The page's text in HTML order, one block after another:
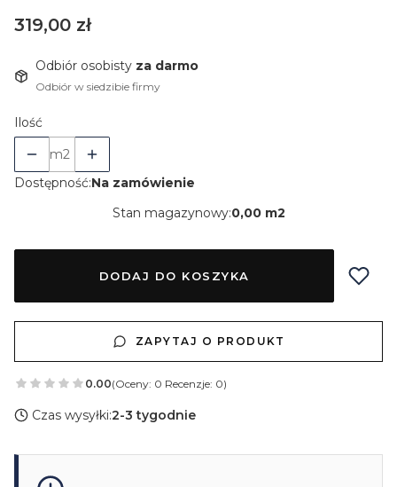
Cena
319,00 zł
Odbiór osobisty za darmo
Odbiór w siedzibie firmy
Ilość
m2
Dostępność:Na zamówienie
Stan magazynowy:0,00 m2
DODAJ DO KOSZYKA
ZAPYTAJ O PRODUKT
0.00(Oceny: 0 Recenzje: 0)
Czas wysyłki:2-3 tygodnie